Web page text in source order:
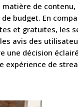
matière de contenu,
budget. En
et gratuites, les
avis des
une décision
expérience de